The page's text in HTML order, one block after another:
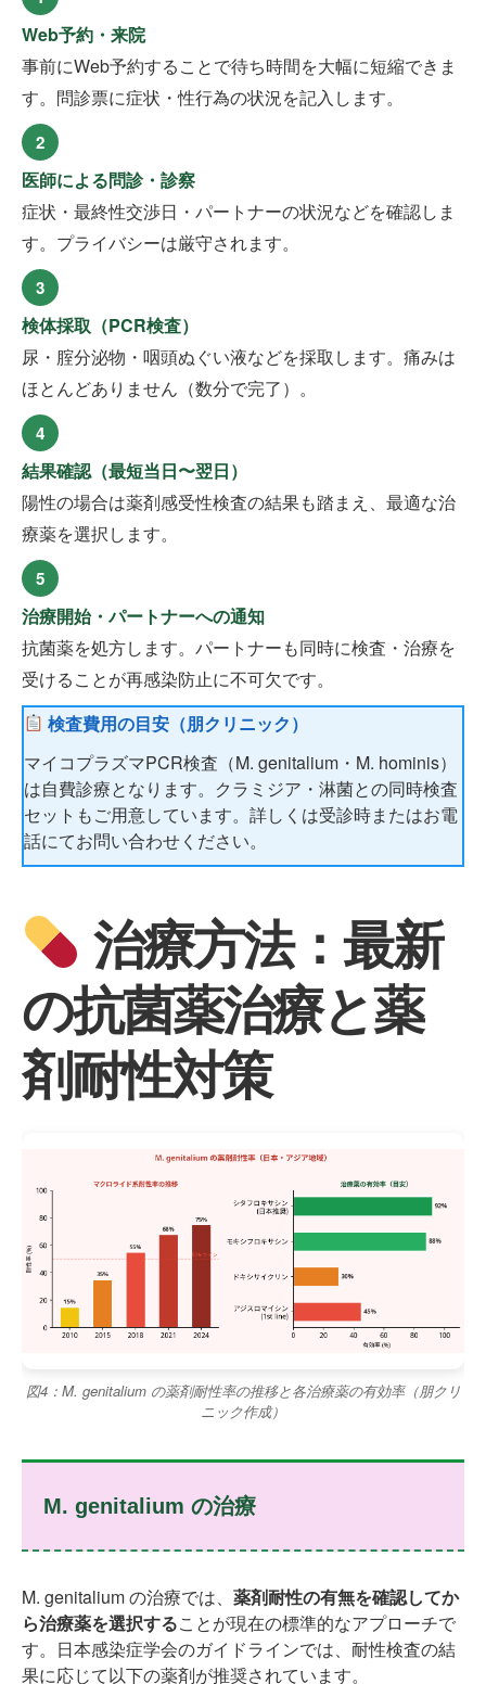
Web予約・来院
事前にWeb予約することで待ち時間を大幅に短縮できま
す。問診票に症状・性行為の状況を記入します。
2
医師による問診・診察
症状・最終性交渉日・パートナーの状況などを確認しま
す。プライバシーは厳守されます。
3
検体採取（PCR検査）
尿・腟分泌物・咽頭ぬぐい液などを採取します。痛みは
ほとんどありません（数分で完了）。
4
結果確認（最短当日〜翌日）
陽性の場合は薬剤感受性検査の結果も踏まえ、最適な治
療薬を選択します。
5
治療開始・パートナーへの通知
抗菌薬を処方します。パートナーも同時に検査・治療を
受けることが再感染防止に不可欠です。
検査費用の目安（朋クリニック）
マイコプラズマPCR検査（M. genitalium・M. hominis）
は自費診療となります。クラミジア・淋菌との同時検査
セットもご用意しています。詳しくは受診時またはお電
話にてお問い合わせください。
治療方法：最新
の抗菌薬治療と薬
剤耐性対策
図4：M. genitalium の薬剤耐性率の推移と各治療薬の有効率（朋クリ
ニック作成）
M. genitalium の治療
M. genitalium の治療では、 薬剤耐性の有無を確認してか
ら治療薬を選択することが現在の標準的なアプローチで
す。日本感染症学会のガイドラインでは、耐性検査の結
果に応じて以下の薬剤が推奨されています。